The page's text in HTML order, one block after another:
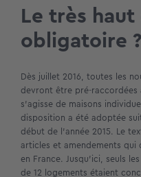
Le très
obligatoire ?
Dès juillet 2016, toutes les
devront être pré-raccordées
s’agisse de maisons
disposition a été adoptée
début de l’année 2015. Le
articles et amendements qui
en France. Jusqu’ici, seuls
de 12 logements étaient